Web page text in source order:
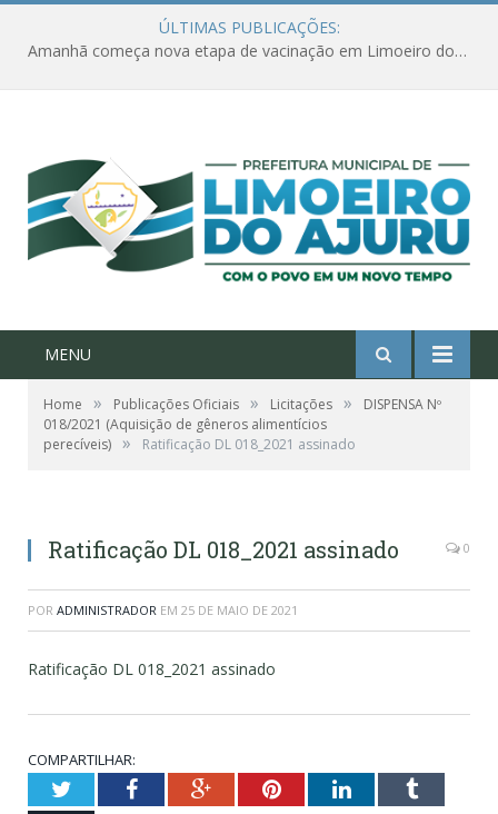
ÚLTIMAS PUBLICAÇÕES:
Amanhã começa nova etapa de vacinação em Limoeiro do Ajuru para idosos com 65 ou mais
MENU
Home » Publicações Oficiais » Licitações »
DISPENSA Nº
018/2021 (Aquisição de gêneros alimentícios
perecíveis) » Ratificação DL 018_2021 assinado
Ratificação DL 018_2021 assinado 0
POR ADMINISTRADOR EM 25 DE MAIO DE 2021
Ratificação DL 018_2021 assinado
COMPARTILHAR:
TwitterFacebookGoogle+PinterestLinkedInTumblr